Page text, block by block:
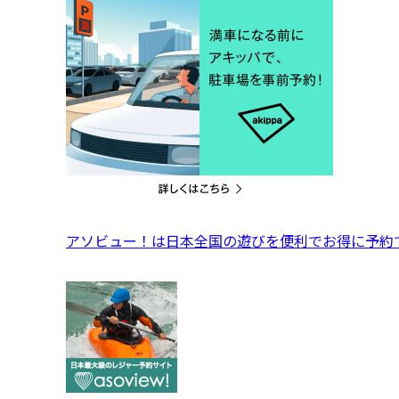
アソビュー！は日本全国の遊びを便利でお得に予